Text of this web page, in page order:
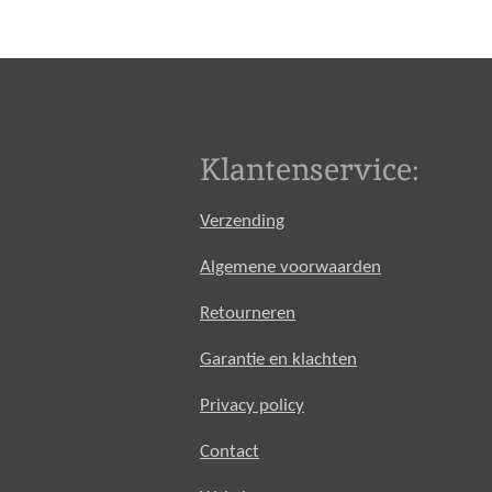
Klantenservice:
Verzending
Algemene voorwaarden
Retourneren
Garantie en klachten
Privacy policy
Contact